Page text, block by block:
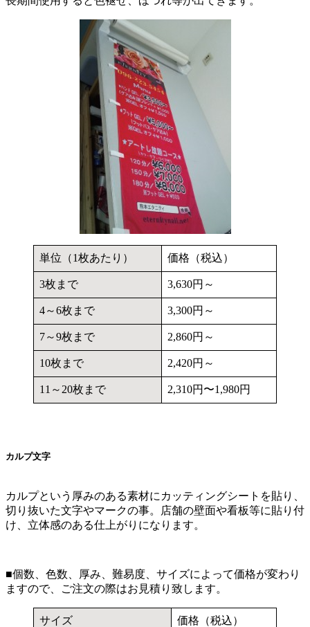
単位（1枚あたり） 価格（税込）
3枚まで 3,630円～
4～6枚まで 3,300円～
7～9枚まで 2,860円～
10枚まで 2,420円～
11～20枚まで 2,310円〜1,980円
カルプ文字
カルプという厚みのある素材にカッティングシートを貼り、
切り抜いた文字やマークの事。店舗の壁面や看板等に貼り付
け、立体感のある仕上がりになります。
■個数、色数、厚み、難易度、サイズによって価格が変わり
ますので、ご注文の際はお見積り致します。
サイズ 価格（税込）